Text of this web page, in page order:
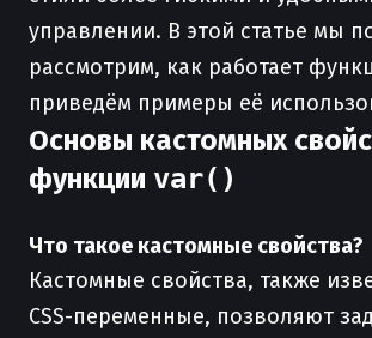
управлении. В этой статье мы
рассмотрим, как работает
приведём примеры её
Основы кастомных
функции var()
Что такое кастомные свойства?
Кастомные свойства, также
CSS-переменные, позволяют